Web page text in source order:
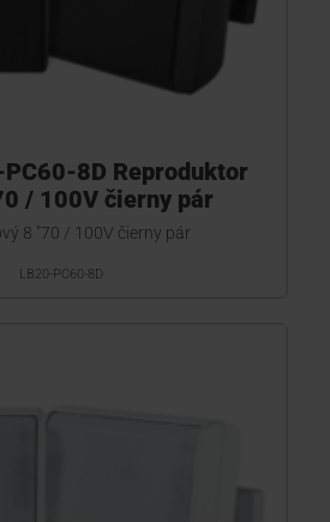
PC60-8D Reproduktor
/ 100V čierny pár
8 "70 / 100V čierny pár
LB20-PC60-8D